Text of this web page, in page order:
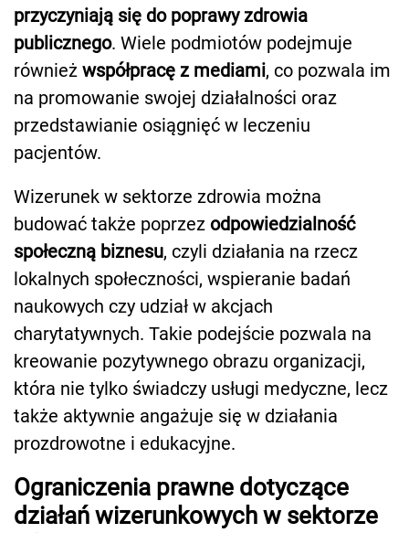
przyczyniają się do poprawy zdrowia
publicznego. Wiele podmiotów podejmuje
również współpracę z mediami, co pozwala im
na promowanie swojej działalności oraz
przedstawianie osiągnięć w leczeniu
pacjentów.
Wizerunek w sektorze zdrowia można
budować także poprzez odpowiedzialność
społeczną biznesu, czyli działania na rzecz
lokalnych społeczności, wspieranie badań
naukowych czy udział w akcjach
charytatywnych. Takie podejście pozwala na
kreowanie pozytywnego obrazu organizacji,
która nie tylko świadczy usługi medyczne, lecz
także aktywnie angażuje się w działania
prozdrowotne i edukacyjne.
Ograniczenia prawne dotyczące
działań wizerunkowych w sektorze